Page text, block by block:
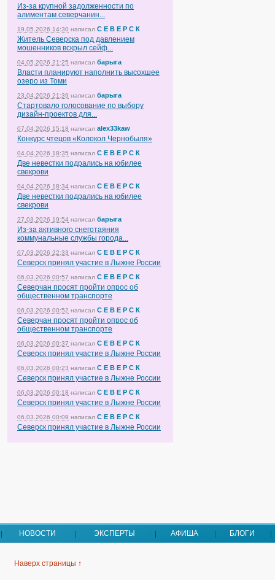
Из-за крупной задолженности по
алиментам северчанин...
19.05.2026 14:30 написал С Е В Е Р С К
Житель Северска под давлением
мошенников вскрыл сейф...
04.05.2026 21:25 написал барыга
Власти планируют наполнить высохшее
озеро из Томи
23.04.2026 21:39 написал барыга
Стартовало голосование по выбору
дизайн-проектов для...
07.04.2026 15:18 написал alex33kaw
Конкурс чтецов «Колокол Чернобыля»
04.04.2026 18:35 написал С Е В Е Р С К
Две невестки подрались на юбилее
свекрови
04.04.2026 18:34 написал С Е В Е Р С К
Две невестки подрались на юбилее
свекрови
27.03.2026 19:54 написал барыга
Из-за активного снеготаяния
коммунальные службы города...
07.03.2026 22:33 написал С Е В Е Р С К
Северск принял участие в Лыжне России
06.03.2026 00:57 написал С Е В Е Р С К
Северчан просят пройти опрос об
общественном транспорте
06.03.2026 00:52 написал С Е В Е Р С К
Северчан просят пройти опрос об
общественном транспорте
06.03.2026 00:37 написал С Е В Е Р С К
Северск принял участие в Лыжне России
06.03.2026 00:23 написал С Е В Е Р С К
Северск принял участие в Лыжне России
06.03.2026 00:18 написал С Е В Е Р С К
Северск принял участие в Лыжне России
06.03.2026 00:09 написал С Е В Е Р С К
Северск принял участие в Лыжне России
НОВОСТИ ЭКСПЕРТЫ АФИША БЛОГИ
Наверх страницы ↑